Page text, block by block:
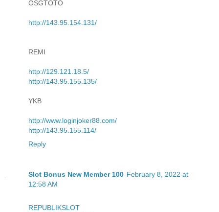
OSGTOTO
http://143.95.154.131/
REMI
http://129.121.18.5/
http://143.95.155.135/
YKB
http://www.loginjoker88.com/
http://143.95.155.114/
Reply
Slot Bonus New Member 100 February 8, 2022 at
12:58 AM
REPUBLIKSLOT